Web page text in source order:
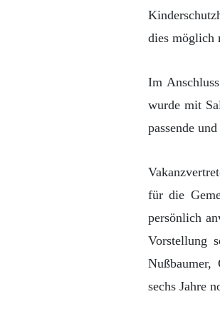
dies möglich
Im
wurde mit
passende
für die
persönlich
Vorstellung
sechs Jahre